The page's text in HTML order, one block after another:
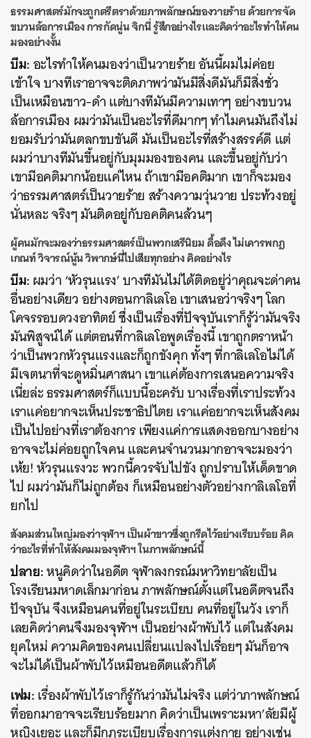
ธรรมศาสตร์มักจะถูกตรีตราด้วยภาพลักษณ์ของวายร้าย ด้วยการจัด
ขบวนล้อการเมือง การกัดนู่น จิกนี่ รู้สึกอย่างไรและคิดว่าอะไรทำให้คน
มองอย่างงั้น
บีม:อะไรทำให้คนมองว่าเป็นวายร้าย อันนี้ผมไม่ค่อย
เข้าใจ บางทีเราอาจจะติดภาพว่ามันมีสิ่งดีมันก็มีสิ่งชั่ว
เป็นเหมือนขาว-ดำ แต่บางทีมันมีความเทาๆ อย่างขบวน
ล้อการเมือง ผมว่ามันเป็นอะไรที่ดีมากๆ ทำไมคนมันถึงไม่
ยอมรับว่ามันตลกขบขันดี มันเป็นอะไรที่สร้างสรรค์ดี แต่
ผมว่าบางทีมันขี้นอยู่กับมุมมองของคน และขึ้นอยู่กับว่า
เขามีอคติมากน้อยแค่ไหน ถ้าเขามีอคติมาก เขาก็จะมอง
ว่าธรรมศาสตร์เป็นวายร้าย สร้างความวุ่นวาย ประท้วงอยู่
นั่นหละ จริงๆ มันติดอยู่กับอคติคนล้วนๆ
ผู้คนมักจะมองว่าธรรมศาสตร์เป็นพวกเสรีนิยม ดื้อดึง ไม่เคารพกฎ
เกณท์ วิจารณ์นู้น วิพากษ์นี่ไปเสียทุกอย่าง คิดอย่างไร
บีม:ผมว่า ‘หัวรุนแรง’ บางทีมันไม่ได้ติดอยู่ว่าคุณจะด่าคน
อื่นอย่างเดียว อย่างตอนกาลิเลโอ เขาเสนอว่าจริงๆ โลก
โคจรรอบดวงอาทิตย์ ซึ่งเป็นเรื่องที่ปัจจุบันเราก็รู้ว่ามันจริง
มันพิสูจน์ได้ แต่ตอนที่กาลิเลโอพูดเรื่องนี้ เขาถูกตราหน้า
ว่าเป็นพวกหัวรุนแรงและก็ถูกขังคุก ทั้งๆ ที่กาลิเลโอไม่ได้
มีเจตนาที่จะดูหมิ่นศาสนา เขาแค่ต้องการเสนอความจริง
เนี่ยล่ะ ธรรมศาสตร์ก็แบบนี้อะครับ บางเรื่องที่เราประท้วง
เราแค่อยากจะเห็นประชาธิปไตย เราแค่อยากจะเห็นสังคม
เป็นไปอย่างที่เราต้องการ เพียงแค่การแสดงออกบางอย่าง
อาจจะไม่ค่อยถูกใจคน และคนจำนวนมากอาจจะมองว่า
เห้ย! หัวรุนแรงวะ พวกนี้ควรจับไปขัง ถูกปราบให้เด็ดขาด
ไป ผมว่ามันก็ไม่ถูกต้อง ก็เหมือนอย่างตัวอย่างกาลิเลโอที่
ยกไป
สังคมส่วนใหญ่มองว่าจุฬาฯ เป็นผ้าขาวซึ่งถูกรีดไว้อย่างเรียบร้อย คิด
ว่าอะไรที่ทำให้สังคมมองจุฬาฯ ในภาพลักษณ์นี้
ปลาย:หนูคิดว่าในอดีต จุฬาลงกรณ์มหาวิทยาลัยเป็น
โรงเรียนมหาดเล็กมาก่อน ภาพลักษณ์ตั้งแต่ในอดีตจนถึง
ปัจจุบัน จึงเหมือนคนที่อยู่ในระเบียบ คนที่อยู่ในวัง เราก็
เลยคิดว่าคนจึงมองจุฬาฯ เป็นอย่างผ้าพับไว้ แต่ในสังคม
ยุคใหม่ ความคิดของคนเปลี่ยนแปลงไปเรื่อยๆ มันก็อาจ
จะไม่ได้เป็นผ้าพับไว้เหมือนอดีตแล้วก็ได้
เฟม:เรื่องผ้าพับไว้เราก็รู้กันว่ามันไม่จริง แต่ว่าภาพลักษณ์
ที่ออกมาอาจจะเรียบร้อยมาก คิดว่าเป็นเพราะมหา’ลัยมีผู้
หญิงเยอะ และก็มีกฎระเบียบเรื่องการแต่งกาย อย่างเช่น